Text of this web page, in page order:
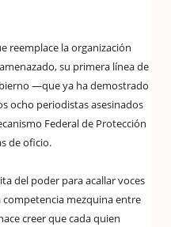
reemplace la organización
su primera línea de
—que ya ha demostrado
ocho periodistas asesinados
Federal de Protección
de oficio.
del poder para acallar voces
competencia mezquina entre
creer que cada quien